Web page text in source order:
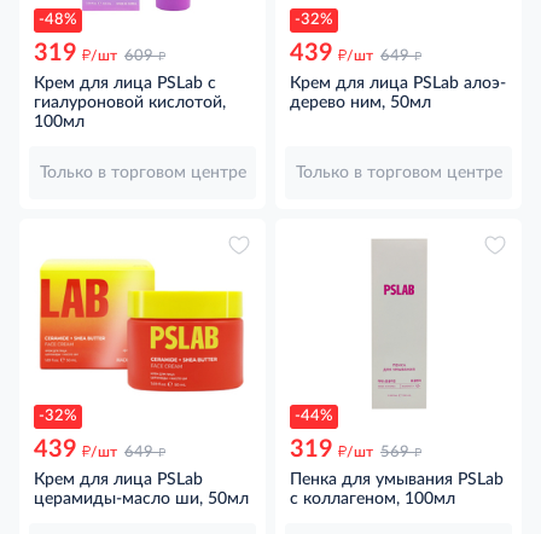
-48%
319 д/шт 609 д
Крем для лица PSLab с
гиалуроновой кислотой,
100мл
Только в торговом центре
-32%
439 д/шт 649 д
Крем для лица PSLab алоэ-
дерево ним, 50мл
Только в торговом центре
-32%
439 д/шт 649 д
Крем для лица PSLab
церамиды-масло ши, 50мл
-44%
319 д/шт 569 д
Пенка для умывания PSLab
с коллагеном, 100мл